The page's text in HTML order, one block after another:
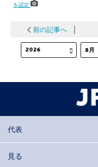
を認定
前の記事へ
代表
見る